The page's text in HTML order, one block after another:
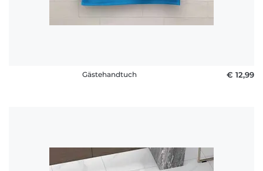
Gästehandtuch € 12,99